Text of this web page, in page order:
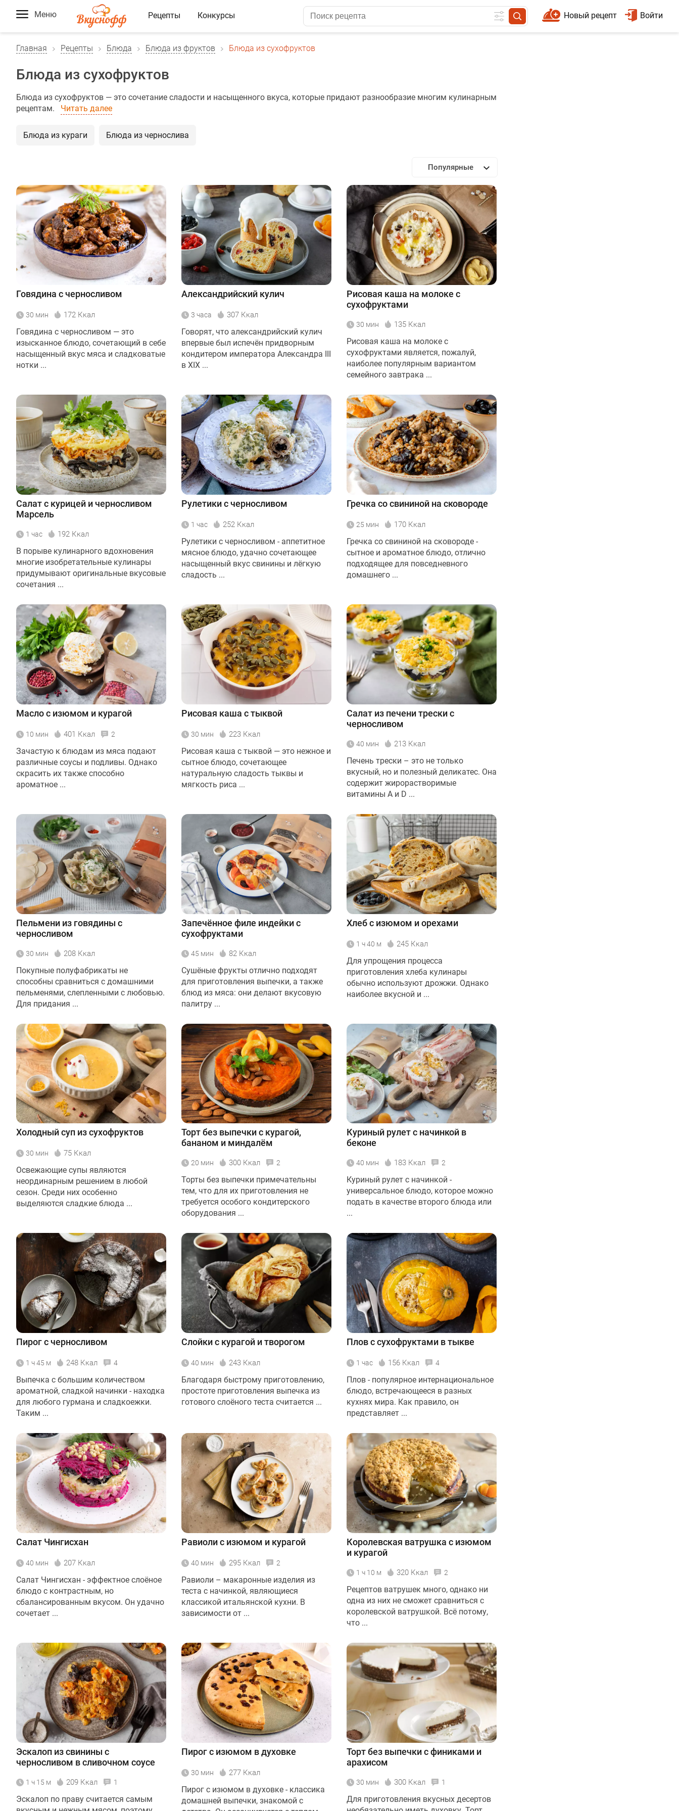
Меню Рецепты Конкурсы Войти
Новый рецепт
Главная Рецепты Блюда Блюда из фруктов Блюда из сухофруктов
Блюда из сухофруктов
Блюда из сухофруктов — это сочетание сладости и насыщенного вкуса, которые придают разнообразие многим кулинарным
рецептам.
Читать далее
Блюда из кураги Блюда из чернослива
Популярные
Говядина с черносливом
30 мин 172 Ккал
Говядина с черносливом — это
изысканное блюдо, сочетающий в себе
насыщенный вкус мяса и сладковатые
нотки ...
Александрийский кулич
3 часа 307 Ккал
Говорят, что александрийский кулич
впервые был испечён придворным
кондитером императора Александра III
в XIX ...
Рисовая каша на молоке с
сухофруктами
30 мин 135 Ккал
Рисовая каша на молоке с
сухофруктами является, пожалуй,
наиболее популярным вариантом
семейного завтрака ...
Салат с курицей и черносливом
Марсель
1 час 192 Ккал
В порыве кулинарного вдохновения
многие изобретательные кулинары
придумывают оригинальные вкусовые
сочетания ...
Рулетики с черносливом
1 час 252 Ккал
Рулетики с черносливом - аппетитное
мясное блюдо, удачно сочетающее
насыщенный вкус свинины и лёгкую
сладость ...
Гречка со свининой на сковороде
25 мин 170 Ккал
Гречка со свининой на сковороде -
сытное и ароматное блюдо, отлично
подходящее для повседневного
домашнего ...
Масло с изюмом и курагой
10 мин 401 Ккал 2
Зачастую к блюдам из мяса подают
различные соусы и подливы. Однако
скрасить их также способно
ароматное ...
Рисовая каша с тыквой
30 мин 223 Ккал
Рисовая каша с тыквой — это нежное и
сытное блюдо, сочетающее
натуральную сладость тыквы и
мягкость риса ...
Салат из печени трески с
черносливом
40 мин 213 Ккал
Печень трески – это не только
вкусный, но и полезный деликатес. Она
содержит жирорастворимые
витамины А и D ...
Пельмени из говядины с
черносливом
30 мин 208 Ккал
Покупные полуфабрикаты не
способны сравниться с домашними
пельменями, слепленными с любовью.
Для придания ...
Запечённое филе индейки с
сухофруктами
45 мин 82 Ккал
Сушёные фрукты отлично подходят
для приготовления выпечки, а также
блюд из мяса: они делают вкусовую
палитру ...
Хлеб с изюмом и орехами
1 ч 40 м 245 Ккал
Для упрощения процесса
приготовления хлеба кулинары
обычно используют дрожжи. Однако
наиболее вкусной и ...
Холодный суп из сухофруктов
30 мин 75 Ккал
Освежающие супы являются
неординарным решением в любой
сезон. Среди них особенно
выделяются сладкие блюда ...
Торт без выпечки с курагой,
бананом и миндалём
20 мин 300 Ккал 2
Торты без выпечки примечательны
тем, что для их приготовления не
требуется особого кондитерского
оборудования ...
Куриный рулет с начинкой в
беконе
40 мин 183 Ккал 2
Куриный рулет с начинкой -
универсальное блюдо, которое можно
подать в качестве второго блюда или
...
Пирог с черносливом
1 ч 45 м 248 Ккал 4
Выпечка с большим количеством
ароматной, сладкой начинки - находка
для любого гурмана и сладкоежки.
Таким ...
Слойки с курагой и творогом
40 мин 243 Ккал
Благодаря быстрому приготовлению,
простоте приготовления выпечка из
готового слоёного теста считается ...
Плов с сухофруктами в тыкве
1 час 156 Ккал 4
Плов - популярное интернациональное
блюдо, встречающееся в разных
кухнях мира. Как правило, он
представляет ...
Салат Чингисхан
40 мин 207 Ккал
Салат Чингисхан - эффектное слоёное
блюдо с контрастным, но
сбалансированным вкусом. Он удачно
сочетает ...
Равиоли с изюмом и курагой
40 мин 295 Ккал 2
Равиоли – макаронные изделия из
теста с начинкой, являющиеся
классикой итальянской кухни. В
зависимости от ...
Королевская ватрушка с изюмом
и курагой
1 ч 10 м 320 Ккал 2
Рецептов ватрушек много, однако ни
одна из них не сможет сравниться с
королевской ватрушкой. Всё потому,
что ...
Эскалоп из свинины с
черносливом в сливочном соусе
1 ч 15 м 209 Ккал 1
Эскалоп по праву считается самым
Пирог с изюмом в духовке
30 мин 277 Ккал
Пирог с изюмом в духовке - классика
домашней выпечки, знакомой с
Торт без выпечки с финиками и
арахисом
30 мин 300 Ккал 1
Для приготовления вкусных десертов